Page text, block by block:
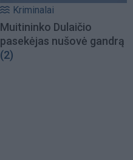
Kriminalai
Muitininko Dulaičio
pasekėjas nušovė gandrą
(2)